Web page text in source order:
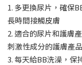
1. 多更換尿片，確保
長時間接觸皮膚
2. 適合的尿片和護膚
刺激性成分的護膚產品
3. 每天給BB洗澡，保